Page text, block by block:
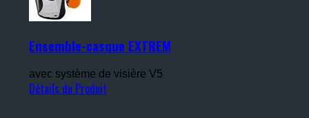
Ensemble-casque EXTREM
avec système de visière V5
Détails du Produit